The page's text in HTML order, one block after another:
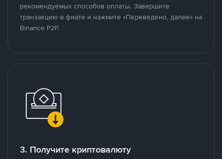
рекомендуемых способов оплаты. Завершите
транзакцию в фиате и нажмите «Переведено, далее» на
Binance P2P.
3. Получите криптовалюту